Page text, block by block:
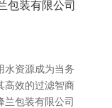
包装有限公司
水资源成为当务
高效的过滤智商
兰包装有限公司